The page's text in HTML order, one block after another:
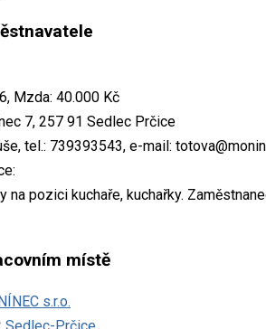
Mzda: 40.000 Kč
7, 257 91 Sedlec Prčice
tel.: 739393543, e-mail:
na pozici kuchaře, kuchařky.
místě
s.r.o.